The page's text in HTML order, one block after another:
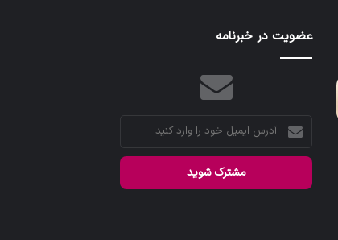
عضویت در خبرنامه
آدرس
ایمیل
خود
وارد